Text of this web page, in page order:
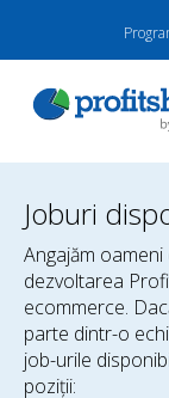
Joburi
Angajăm
dezvoltarea
ecommerce.
parte dintr-o
job-urile
poziţii: